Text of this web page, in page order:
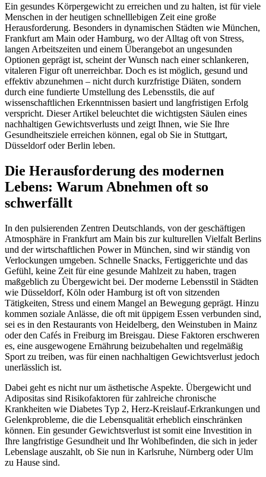
Ein gesundes Körpergewicht zu erreichen und zu halten, ist für viele
Menschen in der heutigen schnelllebigen Zeit eine große
Herausforderung. Besonders in dynamischen Städten wie München,
Frankfurt am Main oder Hamburg, wo der Alltag oft von Stress,
langen Arbeitszeiten und einem Überangebot an ungesunden
Optionen geprägt ist, scheint der Wunsch nach einer schlankeren,
vitaleren Figur oft unerreichbar. Doch es ist möglich, gesund und
effektiv abzunehmen – nicht durch kurzfristige Diäten, sondern
durch eine fundierte Umstellung des Lebensstils, die auf
wissenschaftlichen Erkenntnissen basiert und langfristigen Erfolg
verspricht. Dieser Artikel beleuchtet die wichtigsten Säulen eines
nachhaltigen Gewichtsverlusts und zeigt Ihnen, wie Sie Ihre
Gesundheitsziele erreichen können, egal ob Sie in Stuttgart,
Düsseldorf oder Berlin leben.
Die Herausforderung des modernen
Lebens: Warum Abnehmen oft so
schwerfällt
In den pulsierenden Zentren Deutschlands, von der geschäftigen
Atmosphäre in Frankfurt am Main bis zur kulturellen Vielfalt Berlins
und der wirtschaftlichen Power in München, sind wir ständig von
Verlockungen umgeben. Schnelle Snacks, Fertiggerichte und das
Gefühl, keine Zeit für eine gesunde Mahlzeit zu haben, tragen
maßgeblich zu Übergewicht bei. Der moderne Lebensstil in Städten
wie Düsseldorf, Köln oder Hamburg ist oft von sitzenden
Tätigkeiten, Stress und einem Mangel an Bewegung geprägt. Hinzu
kommen soziale Anlässe, die oft mit üppigem Essen verbunden sind,
sei es in den Restaurants von Heidelberg, den Weinstuben in Mainz
oder den Cafés in Freiburg im Breisgau. Diese Faktoren erschweren
es, eine ausgewogene Ernährung beizubehalten und regelmäßig
Sport zu treiben, was für einen nachhaltigen Gewichtsverlust jedoch
unerlässlich ist.
Dabei geht es nicht nur um ästhetische Aspekte. Übergewicht und
Adipositas sind Risikofaktoren für zahlreiche chronische
Krankheiten wie Diabetes Typ 2, Herz-Kreislauf-Erkrankungen und
Gelenkprobleme, die die Lebensqualität erheblich einschränken
können. Ein gesunder Gewichtsverlust ist somit eine Investition in
Ihre langfristige Gesundheit und Ihr Wohlbefinden, die sich in jeder
Lebenslage auszahlt, ob Sie nun in Karlsruhe, Nürnberg oder Ulm
zu Hause sind.